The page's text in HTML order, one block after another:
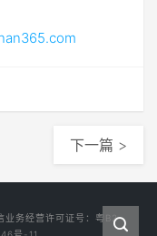
下一篇 >
务经营许可证号： 粤B2-